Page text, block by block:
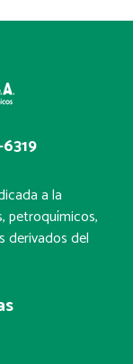
a la
petroquímicos,
derivados del